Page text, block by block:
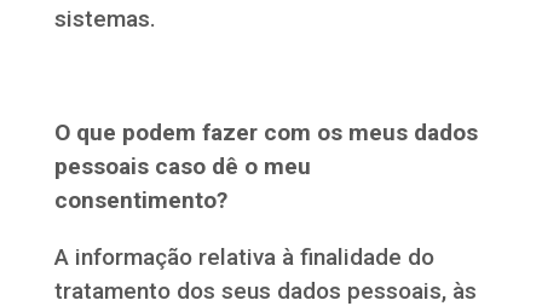
sistemas.
O que podem fazer com os meus dados
pessoais caso dê o meu
consentimento?
A informação relativa à finalidade do
tratamento dos seus dados pessoais, às